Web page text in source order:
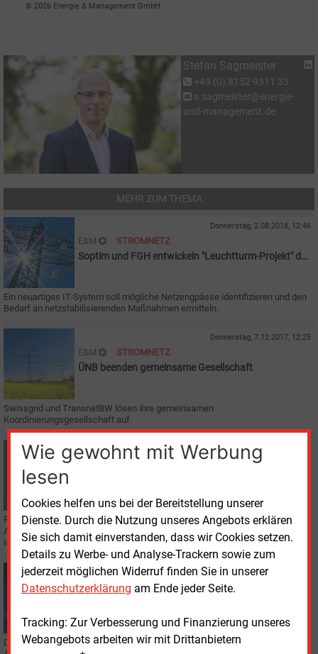
Wie gewohnt mit Werbung
lesen
Cookies helfen uns bei der Bereitstellung unserer
Dienste. Durch die Nutzung unseres Angebots erklären
Sie sich damit einverstanden, dass wir Cookies setzen.
Details zu Werbe- und Analyse-Trackern sowie zum
jederzeit möglichen Widerruf finden Sie in unserer
Datenschutzerklärung am Ende jeder Seite.
Tracking: Zur Verbesserung und Finanzierung unseres
Webangebots arbeiten wir mit Drittanbietern
© 2026 Energie & Management GmbH
Stefan Sagmeister
+49 (0) 8152 9311 33
s.sagmeister@energie-
und-management.de
MEHR ZUM THEMA
Donnerstag, 2.08.2018, 12:46
E&M STROMNETZ
Soptim und FGH entwickeln "Leuchtturm-Projekt" der
Ein neuartiges IT-System soll mögliche Netzengpässe identifizieren und den
Bedarf an netzstabilisierenden Maßnahmen ermitteln.
Donnerstag, 7.12.2017, 12:25
E&M STROMNETZ
ÜNB beenden gemeinsame Gesellschaft
Swissgrid und TransnetBW lösen ihre gemeinsamen
Koordinierungsgesellschaft auf.
Montag, 7.08.2017, 08:44
E&M SCHWEIZ
Rund 30 Besitzer des Verbundnetzes wurden formal enteignet und die
Aufgabe einem einzigen Verbundnetzbetreiber übertragen, der Swissgrid. Sie
ist die erste Adresse für den Stromhandel.
Mittwoch, 29.03.2017, 17:41
E&M EUROPA
Der europäische Stromverband Eurelectric fordert angesichts des Brexit-